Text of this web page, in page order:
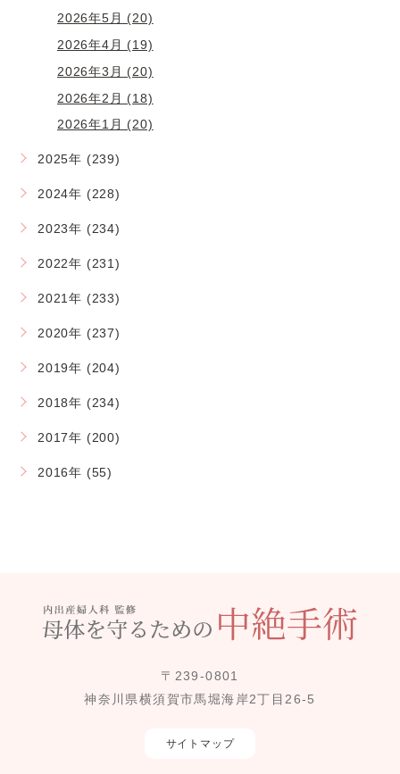
2026年5月 (20)
2026年4月 (19)
2026年3月 (20)
2026年2月 (18)
2026年1月 (20)
2025年 (239)
2024年 (228)
2023年 (234)
2022年 (231)
2021年 (233)
2020年 (237)
2019年 (204)
2018年 (234)
2017年 (200)
2016年 (55)
〒239-0801
神奈川県横須賀市馬堀海岸2丁目26-5
サイトマップ